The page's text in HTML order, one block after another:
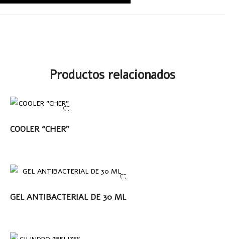
Productos relacionados
LEER MÁS
COOLER “CHER”
LEER MÁS
GEL ANTIBACTERIAL DE 30 ML